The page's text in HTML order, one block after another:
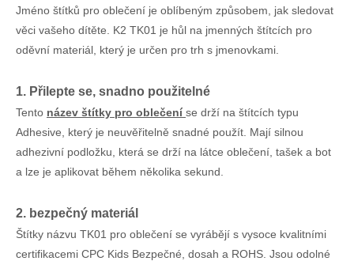
Jméno štítků pro oblečení je oblíbeným způsobem, jak sledovat
věci vašeho dítěte. K2 TK01 je hůl na jmenných štítcích pro
oděvní materiál, který je určen pro trh s jmenovkami.
1. Přilepte se, snadno použitelné
Tento název štítky pro oblečeníse drží na štítcích typu
Adhesive, který je neuvěřitelně snadné použít. Mají silnou
adhezivní podložku, která se drží na látce oblečení, tašek a bot
a lze je aplikovat během několika sekund.
2. bezpečný materiál
Štítky názvu TK01 pro oblečení se vyrábějí s vysoce kvalitními
certifikacemi CPC Kids Bezpečné, dosah a ROHS. Jsou odolné